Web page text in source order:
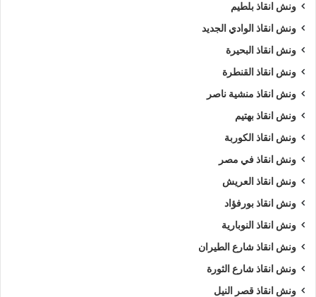
ونش انقاذ بلطيم
ونش انقاذ الوادي الجديد
ونش انقاذ البحيرة
ونش انقاذ القنطرة
ونش انقاذ منشية ناصر
ونش انقاذ بهتيم
ونش انقاذ الكوربة
ونش انقاذ في مصر
ونش انقاذ العريش
ونش انقاذ بورفؤاد
ونش انقاذ النوبارية
ونش انقاذ شارع الطيران
ونش انقاذ شارع الثورة
ونش انقاذ قصر النيل